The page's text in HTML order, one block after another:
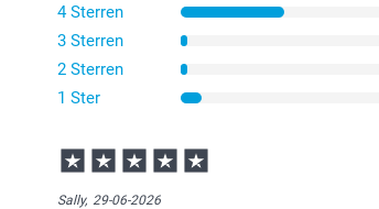
4 Sterren
3 Sterren
2 Sterren
1 Ster
Sally, 29-06-2026